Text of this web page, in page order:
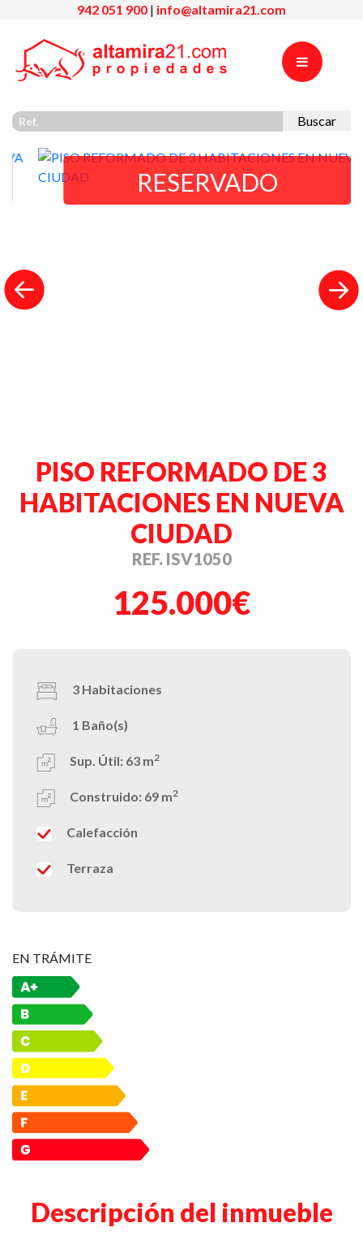
942 051 900 | info@altamira21.com
Buscar
RESERVADO
Previous
PISO REFORMADO DE 3
HABITACIONES EN NUEVA
CIUDAD
REF. ISV1050
125.000€
3 Habitaciones
1 Baño(s)
Sup. Útil: 63 m2
Construido: 69 m2
Calefacción
Terraza
EN TRÁMITE
Descripción del inmueble